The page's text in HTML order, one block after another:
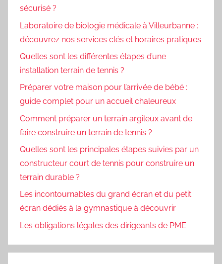
sécurisé ?
Laboratoire de biologie médicale à Villeurbanne :
découvrez nos services clés et horaires pratiques
Quelles sont les différentes étapes d’une
installation terrain de tennis ?
Préparer votre maison pour l’arrivée de bébé :
guide complet pour un accueil chaleureux
Comment préparer un terrain argileux avant de
faire construire un terrain de tennis ?
Quelles sont les principales étapes suivies par un
constructeur court de tennis pour construire un
terrain durable ?
Les incontournables du grand écran et du petit
écran dédiés à la gymnastique à découvrir
Les obligations légales des dirigeants de PME